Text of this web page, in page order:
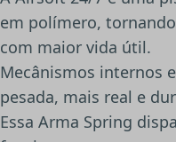
em polímero,
com maior vida útil.
Mecânismos internos
pesada, mais real e
Essa Arma Spring